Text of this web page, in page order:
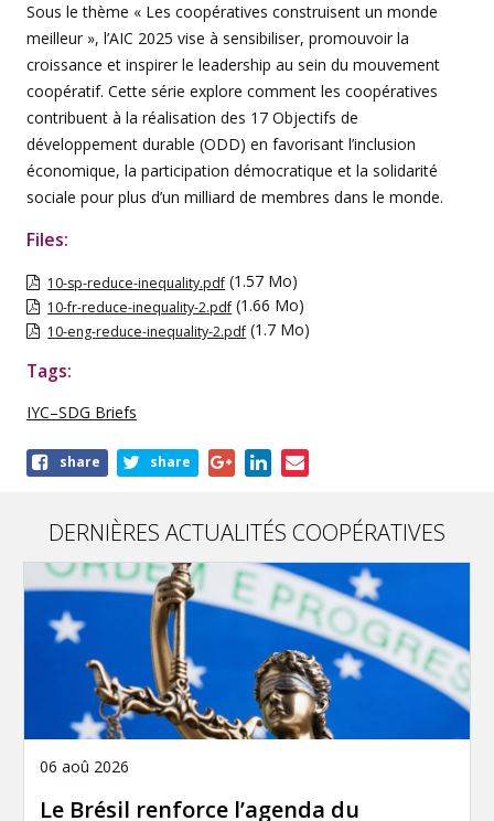
Sous le thème « Les coopératives construisent un monde
meilleur », l’AIC 2025 vise à sensibiliser, promouvoir la
croissance et inspirer le leadership au sein du mouvement
coopératif. Cette série explore comment les coopératives
contribuent à la réalisation des 17 Objectifs de
développement durable (ODD) en favorisant l’inclusion
économique, la participation démocratique et la solidarité
sociale pour plus d’un milliard de membres dans le monde.
Files:
10-sp-reduce-inequality.pdf (1.57 Mo)
10-fr-reduce-inequality-2.pdf (1.66 Mo)
10-eng-reduce-inequality-2.pdf (1.7 Mo)
Tags:
IYC–SDG Briefs
Shareshare share
DERNIÈRES ACTUALITÉS COOPÉRATIVES
06 aoû 2026
Le Brésil renforce l’agenda du